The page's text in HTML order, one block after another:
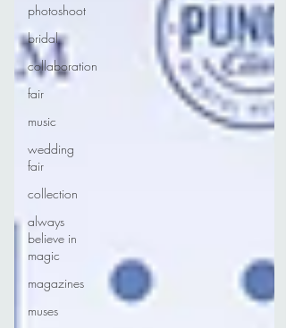
photoshoot
bridal
collaboration
fair
music
wedding
fair
collection
always
believe in
magic
magazines
muses